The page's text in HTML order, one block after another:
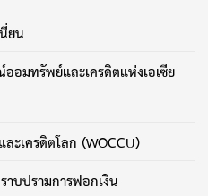
ยน
มทรัพย์และเครดิตแห่งเอเซีย
เครดิตโลก (WOCCU)
บปรามการฟอกเงิน